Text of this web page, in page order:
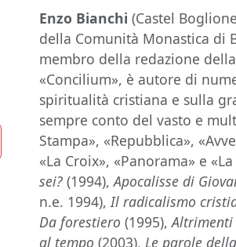
Enzo Bianchi(Castel
della Comunità Monastica di
membro della redazione
«Concilium», è autore di
spiritualità cristiana e sulla
sempre conto del vasto e
Stampa», «Repubblica»,
«La Croix», «Panorama» e
sei? (1994),Apocalisse di
n.e. 1994),Il radicalismo
Da forestiero (1995),Altrimenti
al tempo (2003),Le parole